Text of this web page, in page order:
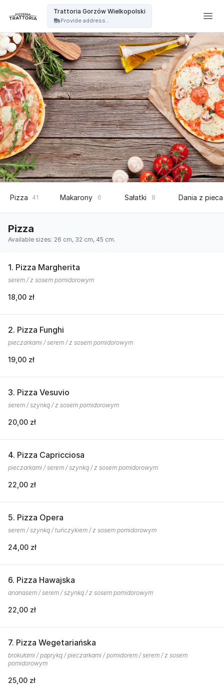
Trattoria Gorzów Wielkopolski
Provide address...
Pizza 41 Makarony 6 Sałatki 8 Dania z pieca
Pizza
Available sizes: 26 cm, 32 cm, 45 cm.
1. Pizza Margherita
serem / z sosem pomidorowym
18,00 zł
2. Pizza Funghi
pieczarkami / serem / z sosem pomidorowym
19,00 zł
3. Pizza Vesuvio
serem / szynką / z sosem pomidorowym
20,00 zł
4. Pizza Capricciosa
pieczarkami / serem / szynką / z sosem pomidorowym
22,00 zł
5. Pizza Opera
serem / szynką / tuńczykiem / z sosem pomidorowym
24,00 zł
6. Pizza Hawajska
ananasem / serem / szynką / z sosem pomidorowym
22,00 zł
7. Pizza Wegetariańska
brokułami / papryką / pieczarkami / pomidorem / serem / z sosem
pomidorowym
25,00 zł